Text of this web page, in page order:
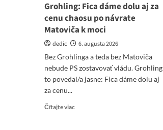
Grohling: Fica dáme dolu aj za
cenu chaosu po návrate
Matoviča k moci
dedic
6. augusta 2026
Bez Grohlinga a teda bez Matoviča
nebude PS zostavovať vládu. Grohling
to povedal/a jasne: Fica dáme dolu aj
za cenu...
Čítajte viac